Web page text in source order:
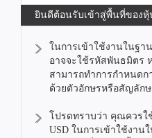
ยินดีต้อนรับเข้าสู่พื้นที่ของหุ้
ในการเข้าใช้งานในฐ
อาจจะใช้รหัสพันธมิตร
สามารถทำการกำหนดก
ด้วยตัวอักษรหรือสัญลัก
โปรดทราบว่า คุณควร
USD ในการเข้าใช้งา